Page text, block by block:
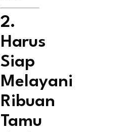
2.
Harus
Siap
Melayani
Ribuan
Tamu